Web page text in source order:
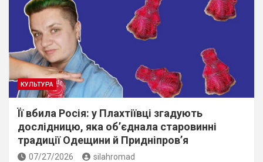
КУЛЬТУРА
Її вбила Росія: у Плахтіївці згадують
дослідницю, яка об’єднала старовинні
традиції Одещини й Придніпров’я
07/27/2026 silahromad